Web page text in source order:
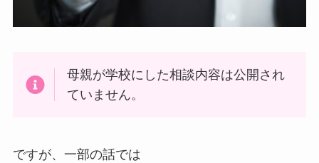
母親が学校にした相談内容は公開され
ていません。
ですが、一部の話では